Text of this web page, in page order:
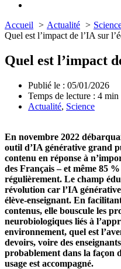
Accueil Actualité
Quel est l’impact de l’IA sur
Quel est l’impact
Publié le : 05/01/2026
Temps de lecture : 4 min
Actualité, Science
En novembre 2022
outil d’IA générative grand
contenu en réponse à
des Français – et même 85
régulièrement. Le champ
révolution car l’IA
élève-enseignant. En
contenus, elle bouscule les
neurobiologiques liés à
environnement, quel est
devoirs, voire des
probablement dans la façon
usage est accompagné.